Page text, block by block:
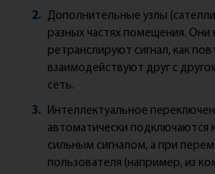
Дополнительные узлы
разных частях помещения. Они
ретранслируют сигнал, как
взаимодействуют друг с
сеть.
Интеллектуальное
автоматически подключаются
сильным сигналом, а при
пользователя (например, из